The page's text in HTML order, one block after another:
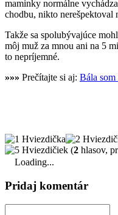
maminky normálne
chodbu, nikto nerešpektoval
Takže sa spolubývajúce
môj muž za mnou ani na 5
to nepríjemné.
»»» Prečítajte si aj: Bála som
(2 hlasov,
Loading...
Pridaj komentár